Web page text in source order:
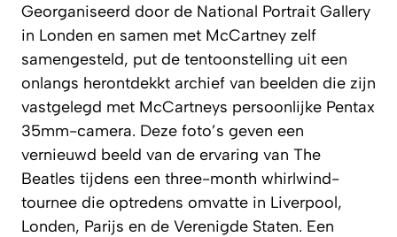
Georganiseerd door de National Portrait Gallery
in Londen en samen met McCartney zelf
samengesteld, put de tentoonstelling uit een
onlangs herontdekkt archief van beelden die zijn
vastgelegd met McCartneys persoonlijke Pentax
35mm-camera. Deze foto’s geven een
vernieuwd beeld van de ervaring van The
Beatles tijdens een three-month whirlwind-
tournee die optredens omvatte in Liverpool,
Londen, Parijs en de Verenigde Staten. Een